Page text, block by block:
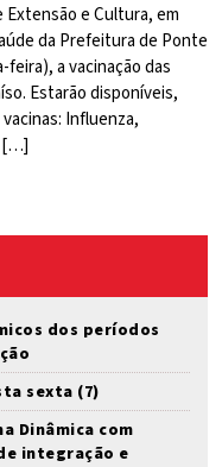
Extensão e Cultura, em
da Prefeitura de Ponte
a vacinação das
Estarão disponíveis,
Influenza,
[…]
dos períodos
sexta (7)
Dinâmica com
integração e